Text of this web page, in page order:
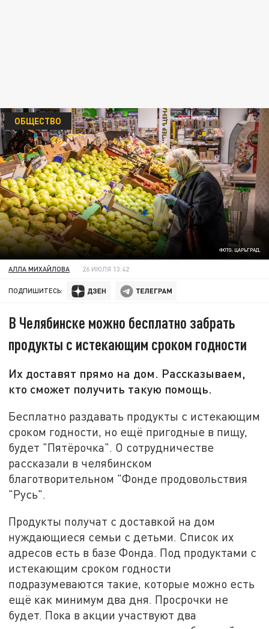
ФОТО: ЦАРЬГРАД.
ОБЩЕСТВО
АЛЛА МИХАЙЛОВА 26 ИЮЛЯ 13:42
ПОДПИШИТЕСЬ:
В Челябинске можно бесплатно забрать
продукты с истекающим сроком годности
Их доставят прямо на дом. Рассказываем,
кто сможет получить такую помощь.
Бесплатно раздавать продукты с истекающим
сроком годности, но ещё пригодные в пищу,
будет "Пятёрочка". О сотрудничестве
рассказали в челябинском
благотворительном "Фонде продовольствия
"Русь".
Продукты получат с доставкой на дом
нуждающиеся семьи с детьми. Список их
адресов есть в базе Фонда. Под продуктами с
истекающим сроком годности
подразумеваются такие, которые можно есть
ещё как минимум два дня. Просрочки не
будет. Пока в акции участвуют два